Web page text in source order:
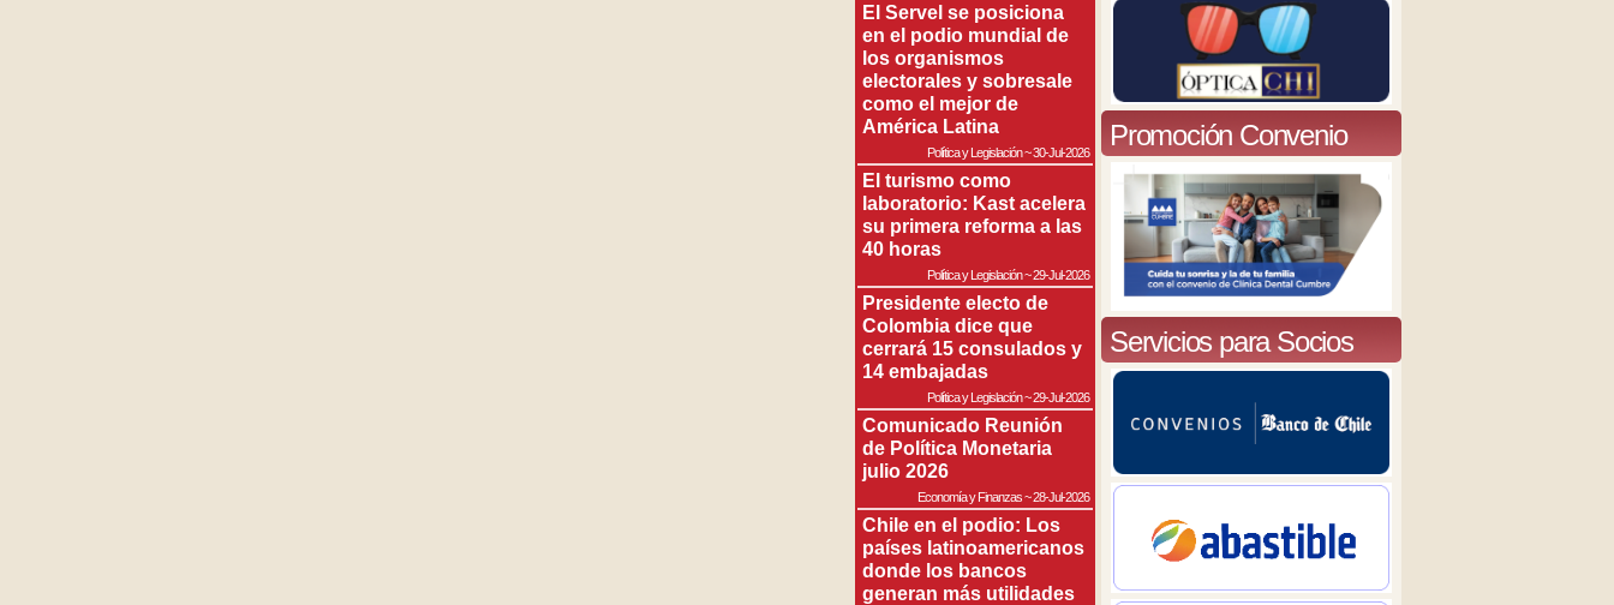
El Servel se posiciona
en el podio mundial de
los organismos
electorales y sobresale
como el mejor de
América Latina
Política y Legislación~30-Jul-2026
El turismo como
laboratorio: Kast acelera
su primera reforma a las
40 horas
Política y Legislación~29-Jul-2026
Presidente electo de
Colombia dice que
cerrará 15 consulados y
14 embajadas
Política y Legislación~29-Jul-2026
Comunicado Reunión
de Política Monetaria
julio 2026
Economía y Finanzas~28-Jul-2026
Chile en el podio: Los
países latinoamericanos
donde los bancos
generan más utilidades
Promoción Convenio
Servicios para Socios